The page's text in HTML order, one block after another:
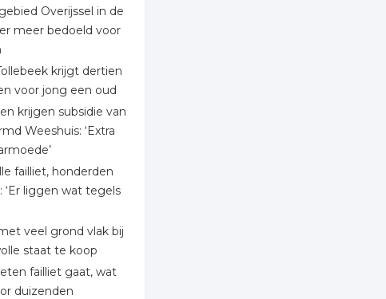
Overijssel in de
meer bedoeld voor
krijgt dertien
voor jong een oud
krijgen subsidie van
Weeshuis: ‘Extra
failliet, honderden
liggen wat tegels
veel grond vlak bij
staat te koop
failliet gaat, wat
duizenden